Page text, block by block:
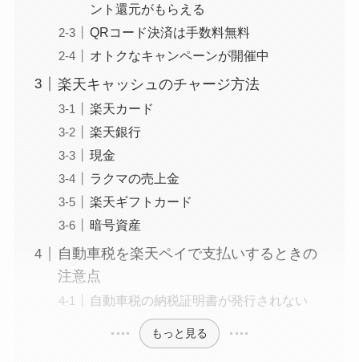
ント還元がもらえる
QRコード決済は手数料無料
オトクなキャンペーンが開催中
楽天キャッシュのチャージ方法
楽天カード
楽天銀行
現金
ラクマの売上金
楽天ギフトカード
暗号資産
自動車税を楽天ペイで支払いするときの
注意点
自動車税の納税証明書が発行されない
もっと見る